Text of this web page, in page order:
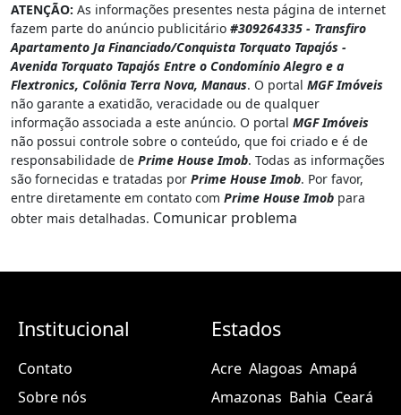
ATENÇÃO: As informações presentes nesta página de internet
fazem parte do anúncio publicitário #309264335 - Transfiro
Apartamento Ja Financiado/Conquista Torquato Tapajós -
Avenida Torquato Tapajós Entre o Condomínio Alegro e a
Flextronics, Colônia Terra Nova, Manaus. O portal MGF Imóveis
não garante a exatidão, veracidade ou de qualquer
informação associada a este anúncio. O portal MGF Imóveis
não possui controle sobre o conteúdo, que foi criado e é de
responsabilidade de Prime House Imob. Todas as informações
são fornecidas e tratadas por Prime House Imob. Por favor,
entre diretamente em contato com Prime House Imob para
obter mais detalhadas. Comunicar problema
Institucional
Contato
Sobre nós
Estados
Acre Alagoas Amapá
Amazonas Bahia Ceará